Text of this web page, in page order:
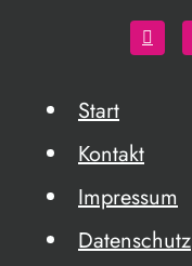
Start
Kontakt
Impressum
Datenschutz